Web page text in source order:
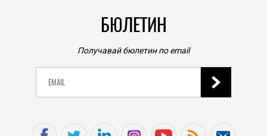
БЮЛЕТИН
Получавай бюлетин по email